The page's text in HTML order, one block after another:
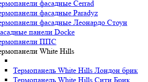
фасадные Cerrad
фасадные Paradyz
фасадные Леонардо Стоун
панели Docke
ППС
White Hills
Термопанель White Hills Лондон брик
Термопанель White Hills Сити Брик